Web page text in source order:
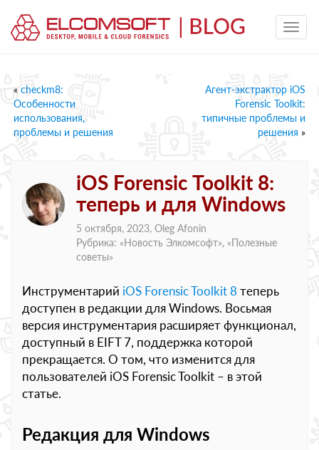
« checkm8:
Особенности
использования,
проблемы и решения
Агент-экстрактор iOS
Forensic Toolkit:
типичные проблемы и
решения »
iOS Forensic Toolkit 8:
теперь и для Windows
5 октября, 2023, Oleg Afonin
Рубрика: «Новость Элкомсофт», «Полезные
советы»
Инструментарий iOS Forensic Toolkit 8 теперь
доступен в редакции для Windows. Восьмая
версия инструментария расширяет функционал,
доступный в EIFT 7, поддержка которой
прекращается. О том, что изменится для
пользователей iOS Forensic Toolkit – в этой
статье.
Редакция для Windows